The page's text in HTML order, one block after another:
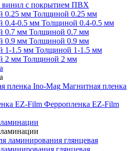
с покрытием ПВХ
Толщиной 0.25 мм
Толщиной 0.4-0.5 мм
Толщиной 0.7 мм
Толщиной 0.9 мм
Толщиной 1-1.5 мм
Толщиной 2 мм
Магнитная пленка
Ферропленка EZ-Film
глянцевая